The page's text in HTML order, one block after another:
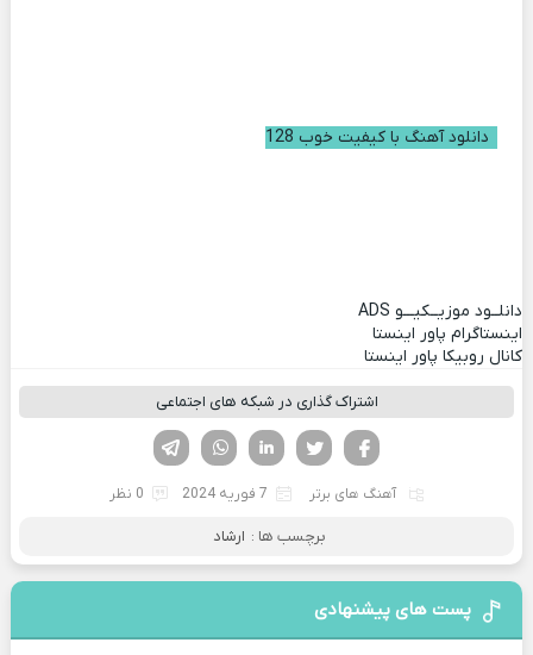
دانلود آهنگ با کیفیت خوب 128
دانلــود موزیــکیـــو ADS
اینستاگرام پاور اینستا
کانال روبیکا پاور اینستا
اشتراک گذاری در شبکه های اجتماعی
لینکدین تویتر
فیسوک
آهنگ های برتر 7 فوریه 2024 0 نظر
برچسب ها : ارشاد
پست های پیشنهادی